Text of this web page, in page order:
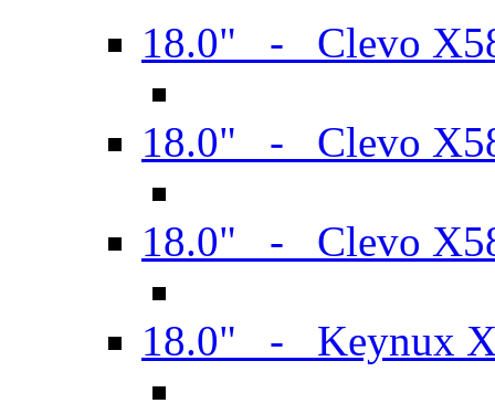
18.0" - Clevo
18.0" - Clevo
18.0" - Clevo
18.0" - Keynux